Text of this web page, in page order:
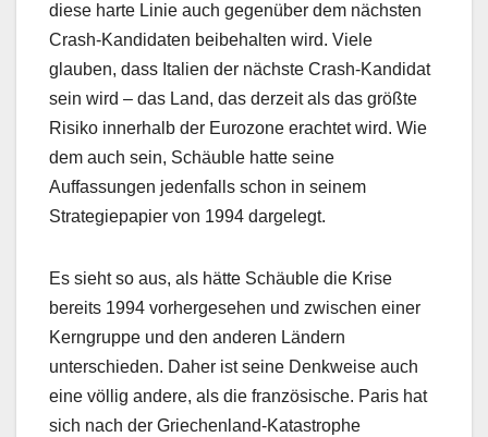
diese harte Linie auch gegenüber dem nächsten
Crash-Kandidaten beibehalten wird. Viele
glauben, dass Italien der nächste Crash-Kandidat
sein wird – das Land, das derzeit als das größte
Risiko innerhalb der Eurozone erachtet wird. Wie
dem auch sein, Schäuble hatte seine
Auffassungen jedenfalls schon in seinem
Strategiepapier von 1994 dargelegt.
Es sieht so aus, als hätte Schäuble die Krise
bereits 1994 vorhergesehen und zwischen einer
Kerngruppe und den anderen Ländern
unterschieden. Daher ist seine Denkweise auch
eine völlig andere, als die französische. Paris hat
sich nach der Griechenland-Katastrophe